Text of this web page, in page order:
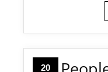
20